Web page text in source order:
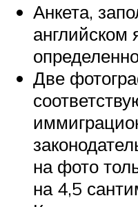
Анкета,
английском
Две
на фото
на 4,5